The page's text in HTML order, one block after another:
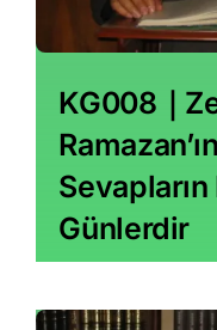
KG008｜
Günlerdir